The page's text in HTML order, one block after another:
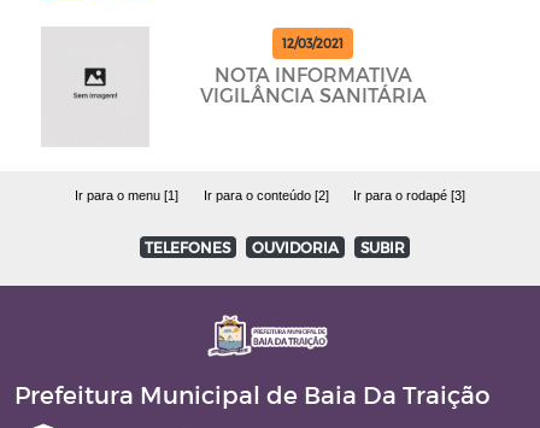
CUMPRINDO OS
PROTOCOLOS
12/03/2021
NOTA INFORMATIVA
VIGILÂNCIA SANITÁRIA
Ir para o menu [1] Ir para o conteúdo [2] Ir para o rodapé [3]
TELEFONES OUVIDORIA SUBIR
Prefeitura Municipal de Baia Da Traição